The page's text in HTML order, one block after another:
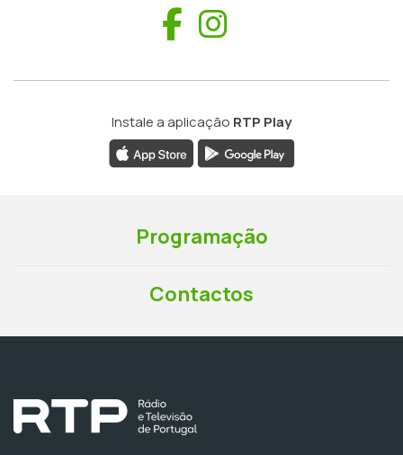
Facebook
Instale a aplicação RTP Play
Programação
Contactos